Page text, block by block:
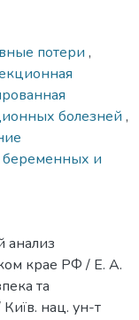
потери ,
болезней ,
беременных и
анализ
крае РФ / Е. А.
та
нац. ун-т